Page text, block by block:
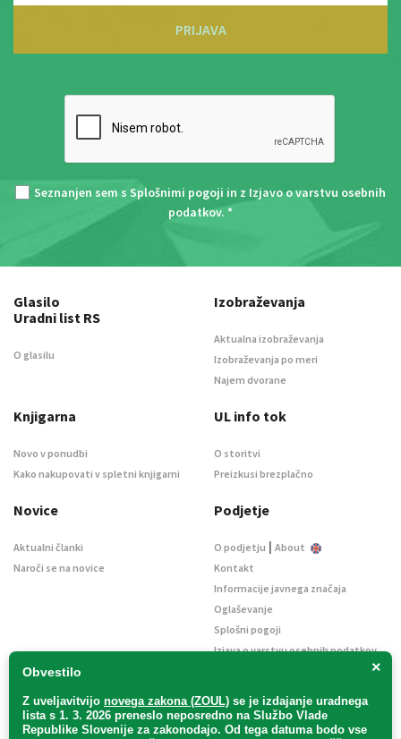
PRIJAVA
Seznanjen sem s Splošnimi pogoji in z Izjavo o varstvu osebnih
podatkov. *
×
Obvestilo
Z uveljavitvijo novega zakona (ZOUL) se je izdajanje uradnega
lista s 1. 3. 2026 preneslo neposredno na Službo Vlade
Republike Slovenije za zakonodajo. Od tega datuma bodo vse
Glasilo
Uradni list RS
O glasilu
Izobraževanja
Aktualna izobraževanja
Izobraževanja po meri
Najem dvorane
Knjigarna
Novo v ponudbi
Kako nakupovati v spletni knjigarni
UL info tok
O storitvi
Preizkusi brezplačno
Novice
Aktualni članki
Naroči se na novice
Podjetje
O podjetju | About
Kontakt
Informacije javnega značaja
Oglaševanje
Splošni pogoji
Izjava o varstvu osebnih podatkov